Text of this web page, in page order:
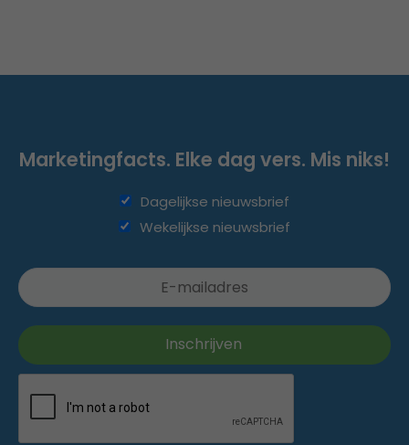
Marketingfacts. Elke dag vers. Mis niks!
Dagelijkse nieuwsbrief
Wekelijkse nieuwsbrief